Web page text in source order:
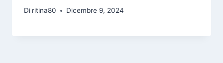
Di ritina80 Dicembre 9, 2024